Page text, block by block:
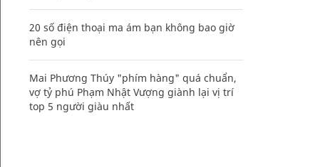
20 số điện thoại ma ám bạn không bao giờ
nên gọi
Mai Phương Thúy "phím hàng" quá chuẩn,
vợ tỷ phú Phạm Nhật Vượng giành lại vị trí
top 5 người giàu nhất